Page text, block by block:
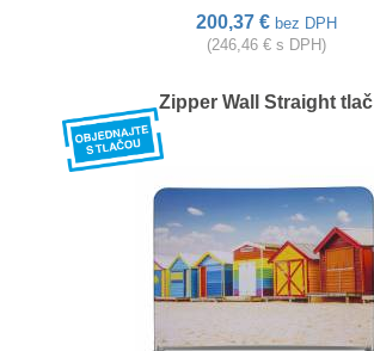
200,37 € bez DPH
(246,46 € s DPH)
Zipper Wall Straight tlač